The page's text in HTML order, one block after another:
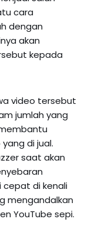
cara
dengan
akan
kepada
video tersebut
jumlah yang
di jual.
saat akan
di kenali
mengandalkan
YouTube sepi.